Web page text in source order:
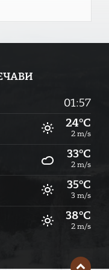
01:57
24°C
2 m/s
33°C
2 m/s
35°C
3 m/s
38°C
2 m/s